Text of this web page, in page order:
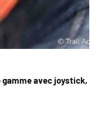
gamme avec joystick,